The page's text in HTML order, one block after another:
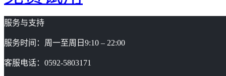
服务与支持
服务时间：周一至周日9:10 – 22:00
客服电话：0592-5803171